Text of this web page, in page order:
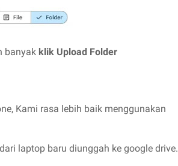
banyak klik Upload Folder
Kami rasa lebih baik menggunakan
laptop baru diunggah ke google drive.